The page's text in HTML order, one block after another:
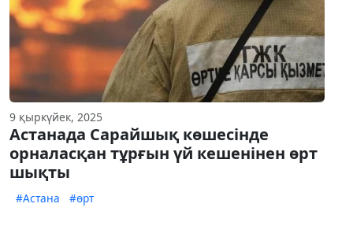
9 қыркүйек, 2025
Астанада Сарайшық көшесінде
орналасқан тұрғын үй кешенінен өрт
шықты
#Астана #өрт